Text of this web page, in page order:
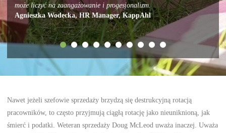
może liczyć na zaangażowanie i progesjonalizm.
Agnieszka Wodecka, HR Manager, KappAhl
Nawet jeżeli szefowie sprzedaży brzydzą się destrukcyjną rotacją
pracowników, to często przyjmują ciągłą rotację jako nieuniknioną, jak
śmierć i podatki. Weteran sprzedaży Doug McLeod uważa inaczej. Uważa